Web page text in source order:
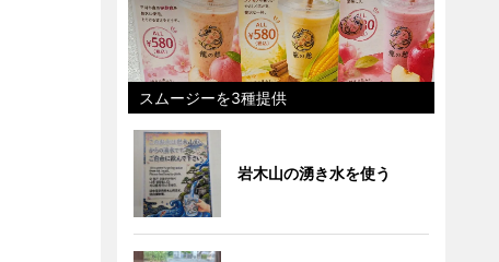
スムージーを3種提供
岩木山の湧き水を使う